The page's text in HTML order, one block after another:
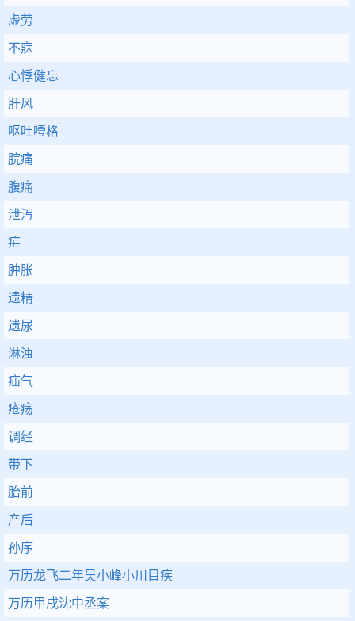
虚劳
不寐
心悸健忘
肝风
呕吐噎格
脘痛
腹痛
泄泻
疟
肿胀
遗精
遗尿
淋浊
疝气
疮疡
调经
带下
胎前
产后
孙序
万历龙飞二年吴小峰小川目疾
万历甲戌沈中丞案